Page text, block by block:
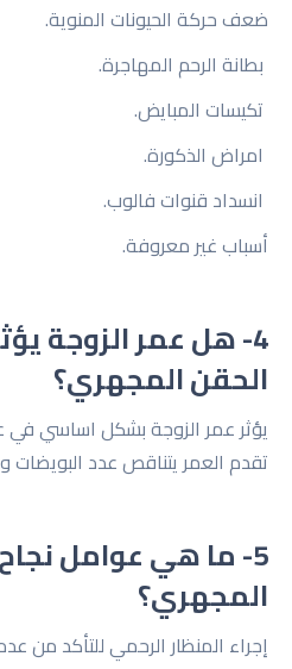
ضعف حركة الحيونات المنوية.
بطانة الرحم المهاجرة.
تكيسات المبايض.
امراض الذكورة.
انسداد قنوات فالوب.
أسباب غير معروفة.
4- هل عمر الزوجة
الحقن المجهري؟
يؤثر عمر الزوجة بشكل اساسي
تقدم العمر يتناقص عدد البويضات
5- ما هي عوامل
المجهري؟
إجراء المنظار الرحمي للتأكد من